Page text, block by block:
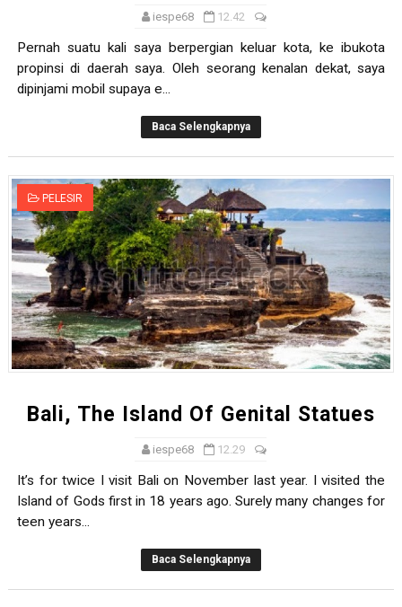
iespe68 12.42
Pernah suatu kali saya berpergian keluar kota, ke ibukota
propinsi di daerah saya. Oleh seorang kenalan dekat, saya
dipinjami mobil supaya e...
Baca Selengkapnya
PELESIR
Bali, The Island Of Genital Statues
iespe68 12.29
It’s for twice I visit Bali on November last year. I visited the
Island of Gods first in 18 years ago. Surely many changes for
teen years...
Baca Selengkapnya